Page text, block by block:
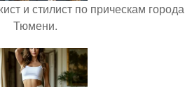
и стилист по прическам города
Тюмени.